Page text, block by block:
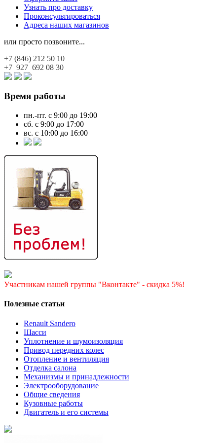
Узнать про доставку
Проконсультироваться
Адреса наших магазинов
или просто позвоните...
+7 (846) 212 50 10
+7 927 692 08 30
Время работы
пн.-пт. с 9:00 до 19:00
сб. с 9:00 до 17:00
вс. с 10:00 до 16:00
Участникам нашей группы "Вконтакте" - скидка 5%!
Полезные статьи
Renault Sandero
Шасси
Уплотнение и шумоизоляция
Привод передних колес
Отопление и вентиляция
Отделка салона
Механизмы и принадлежности
Электрооборудование
Общие сведения
Кузовные работы
Двигатель и его системы